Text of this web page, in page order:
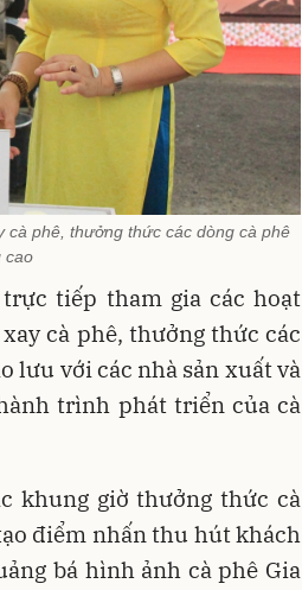
cà phê, thưởng thức các dòng cà phê
cao
tiếp tham gia các hoạt
cà phê, thưởng thức các
lưu với các nhà sản xuất và
trình phát triển của cà
khung giờ thưởng thức cà
điểm nhấn thu hút khách
bá hình ảnh cà phê Gia